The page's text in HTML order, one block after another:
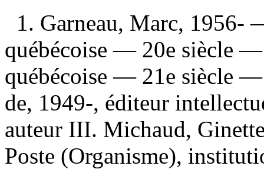
1. Garneau, Marc, 1956-
québécoise — 20e siècle
québécoise — 21e siècle
de, 1949-, éditeur
auteur III. Michaud,
Poste (Organisme),